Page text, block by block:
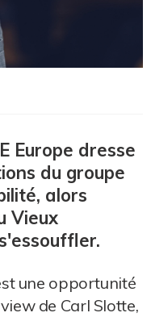
Europe dresse
du groupe
alors
Vieux
une opportunité
de Carl Slotte,